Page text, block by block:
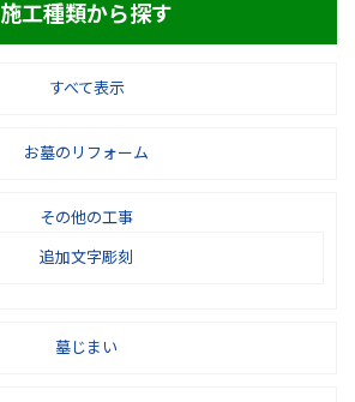
施工種類から探す
すべて表示
お墓のリフォーム
その他の工事
追加文字彫刻
墓じまい